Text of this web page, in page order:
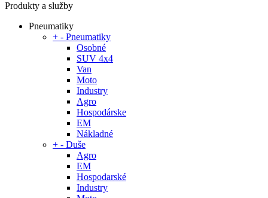
Produkty a služby
Pneumatiky
+ - Pneumatiky
Osobné
SUV 4x4
Van
Moto
Industry
Agro
Hospodárske
EM
Nákladné
+ - Duše
Agro
EM
Hospodarské
Industry